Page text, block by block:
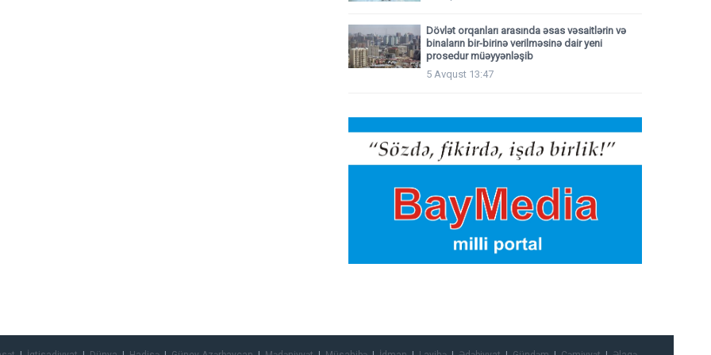
Dövlət orqanları arasında əsas vəsaitlərin və
binaların bir-birinə verilməsinə dair yeni
prosedur müəyyənləşib
5 Avqust 13:47